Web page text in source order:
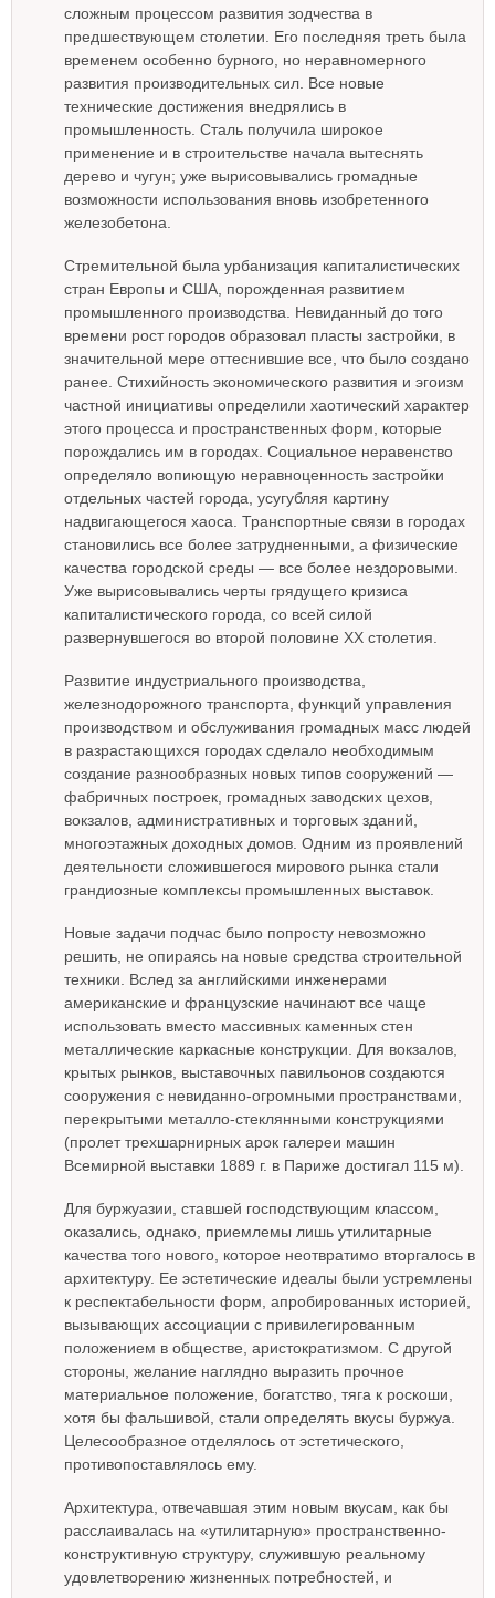
сложным процессом развития зодчества в
предшествующем столетии. Его последняя треть была
временем особенно бурного, но неравномерного
развития производительных сил. Все новые
технические достижения внедрялись в
промышленность. Сталь получила широкое
применение и в строительстве начала вытеснять
дерево и чугун; уже вырисовывались громадные
возможности использования вновь изобретенного
железобетона.
Стремительной была урбанизация капиталистических
стран Европы и США, порожденная развитием
промышленного производства. Невиданный до того
времени рост городов образовал пласты застройки, в
значительной мере оттеснившие все, что было создано
ранее. Стихийность экономического развития и эгоизм
частной инициативы определили хаотический характер
этого процесса и пространственных форм, которые
порождались им в городах. Социальное неравенство
определяло вопиющую неравноценность застройки
отдельных частей города, усугубляя картину
надвигающегося хаоса. Транспортные связи в городах
становились все более затрудненными, а физические
качества городской среды — все более нездоровыми.
Уже вырисовывались черты грядущего кризиса
капиталистического города, со всей силой
развернувшегося во второй половине XX столетия.
Развитие индустриального производства,
железнодорожного транспорта, функций управления
производством и обслуживания громадных масс людей
в разрастающихся городах сделало необходимым
создание разнообразных новых типов сооружений —
фабричных построек, громадных заводских цехов,
вокзалов, административных и торговых зданий,
многоэтажных доходных домов. Одним из проявлений
деятельности сложившегося мирового рынка стали
грандиозные комплексы промышленных выставок.
Новые задачи подчас было попросту невозможно
решить, не опираясь на новые средства строительной
техники. Вслед за английскими инженерами
американские и французские начинают все чаще
использовать вместо массивных каменных стен
металлические каркасные конструкции. Для вокзалов,
крытых рынков, выставочных павильонов создаются
сооружения с невиданно-огромными пространствами,
перекрытыми металло-стеклянными конструкциями
(пролет трехшарнирных арок галереи машин
Всемирной выставки 1889 г. в Париже достигал 115 м).
Для буржуазии, ставшей господствующим классом,
оказались, однако, приемлемы лишь утилитарные
качества того нового, которое неотвратимо вторгалось в
архитектуру. Ее эстетические идеалы были устремлены
к респектабельности форм, апробированных историей,
вызывающих ассоциации с привилегированным
положением в обществе, аристократизмом. С другой
стороны, желание наглядно выразить прочное
материальное положение, богатство, тяга к роскоши,
хотя бы фальшивой, стали определять вкусы буржуа.
Целесообразное отделялось от эстетического,
противопоставлялось ему.
Архитектура, отвечавшая этим новым вкусам, как бы
расслаивалась на «утилитарную» пространственно-
конструктивную структуру, служившую реальному
удовлетворению жизненных потребностей, и